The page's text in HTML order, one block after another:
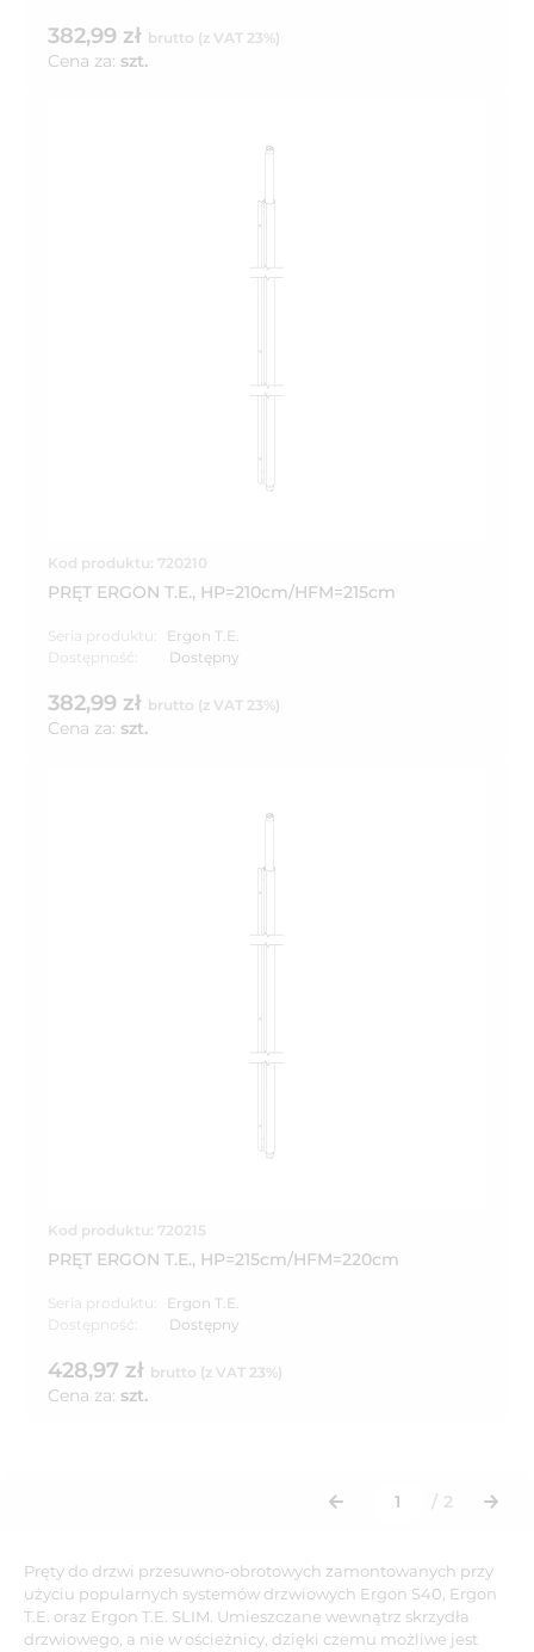
382,99 zł brutto (z VAT 23%)
Cena za: szt.
Kod produktu: 720210
PRĘT ERGON T.E., HP=210cm/HFM=215cm
Seria produktu:
Ergon T.E.
Dostępność:
Dostępny
382,99 zł brutto (z VAT 23%)
Cena za: szt.
Kod produktu: 720215
PRĘT ERGON T.E., HP=215cm/HFM=220cm
Seria produktu:
Ergon T.E.
Dostępność:
Dostępny
428,97 zł brutto (z VAT 23%)
Cena za: szt.
/ 2
Pręty do drzwi przesuwno-obrotowych zamontowanych przy
użyciu popularnych systemów drzwiowych Ergon S40, Ergon
T.E. oraz Ergon T.E. SLIM. Umieszczane wewnątrz skrzydła
drzwiowego, a nie w ościeżnicy, dzięki czemu możliwe jest